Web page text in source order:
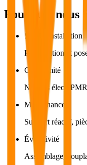
Pourquoi nous
SLA d’installation
Planification et
Conformité
Normes élec.,
Maintenance
Support réactif,
Évolutivité
Assemblage,